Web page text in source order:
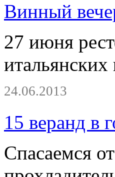
Винный
27 июня
итальянских
24.06.2013
15 веранд в
Спасаемся